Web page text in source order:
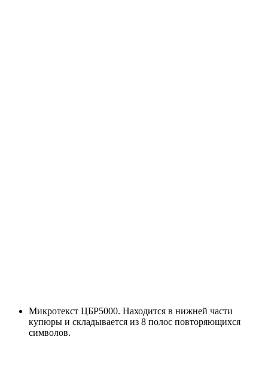
Микротекст ЦБР5000. Находится в нижней части
купюры и складывается из 8 полос повторяющихся
символов.